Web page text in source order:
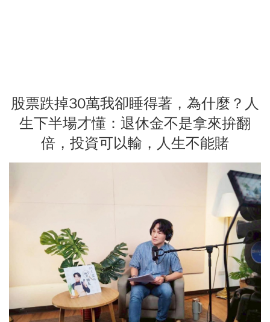
股票跌掉30萬我卻睡得著，為什麼？人
生下半場才懂：退休金不是拿來拚翻
倍，投資可以輸，人生不能賭